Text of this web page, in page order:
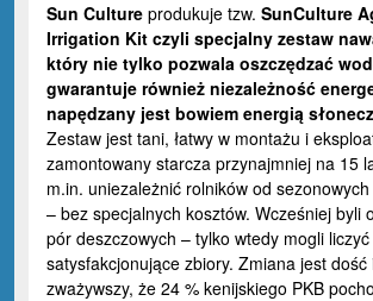
Sun Culture produkuje tzw. SunCulture
Irrigation Kit czyli specjalny zestaw
który nie tylko pozwala oszczędzać
gwarantuje również niezależność
napędzany jest bowiem energią
Zestaw jest tani, łatwy w montażu i
zamontowany starcza przynajmniej na 15
m.in. uniezależnić rolników od
– bez specjalnych kosztów. Wcześniej byli
pór deszczowych – tylko wtedy mogli
satysfakcjonujące zbiory. Zmiana jest dość
zważywszy, że 24 % kenijskiego PKB